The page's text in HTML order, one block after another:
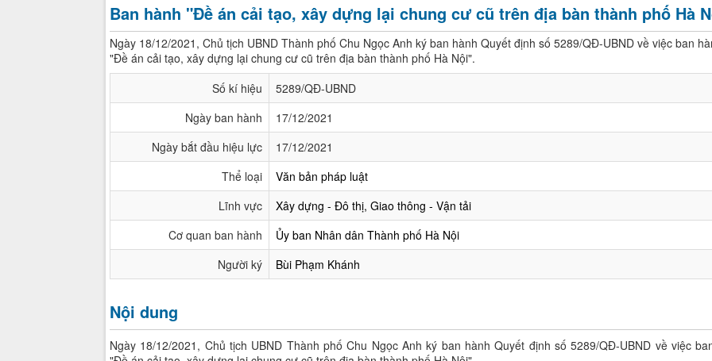
Ban hành "Đề án cải tạo, xây dựng lại chung cư cũ trên địa bàn thành phố Hà
Ngày 18/12/2021, Chủ tịch UBND Thành phố Chu Ngọc Anh ký ban hành Quyết định số 5289/QĐ-UBND về việc ban
"Đề án cải tạo, xây dựng lại chung cư cũ trên địa bàn thành phố Hà Nội".
Số kí hiệu
5289/QĐ-UBND
Ngày ban hành
17/12/2021
Ngày bắt đầu hiệu lực
17/12/2021
Thể loại
Văn bản pháp luật
Lĩnh vực
Xây dựng - Đô thị, Giao thông - Vận tải
Cơ quan ban hành
Ủy ban Nhân dân Thành phố Hà Nội
Người ký
Bùi Phạm Khánh
Nội dung
Ngày 18/12/2021, Chủ tịch UBND Thành phố Chu Ngọc Anh ký ban hành Quyết định số 5289/QĐ-UBND về việc